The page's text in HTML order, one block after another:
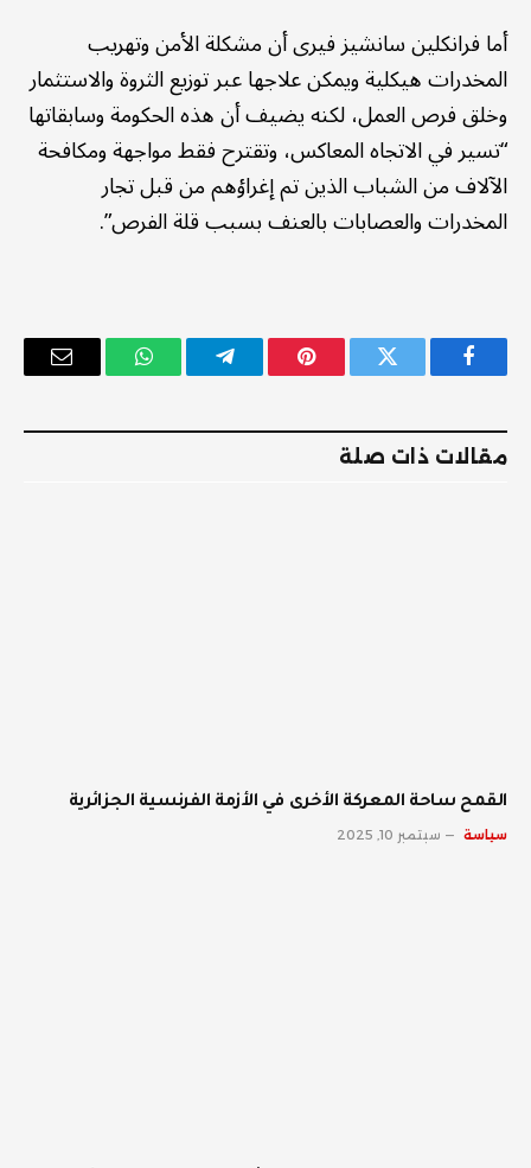
أما فرانكلين سانشيز فيرى أن مشكلة الأمن وتهريب
المخدرات هيكلية ويمكن علاجها عبر توزيع الثروة والاستثمار
وخلق فرص العمل، لكنه يضيف أن هذه الحكومة وسابقاتها
“تسير في الاتجاه المعاكس، وتقترح فقط مواجهة ومكافحة
الآلاف من الشباب الذين تم إغراؤهم من قبل تجار
المخدرات والعصابات بالعنف بسبب قلة الفرص”.
فيسبوك تويتر بينتيريستتيلقرام واتساب
البريد
مقالات ذات صلة
القمح ساحة المعركة الأخرى في الأزمة الفرنسية الجزائرية
سياسة سبتمبر 10, 2025